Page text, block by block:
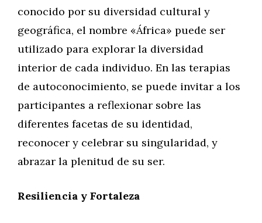
conocido por su diversidad cultural y
geográfica, el nombre «África» puede ser
utilizado para explorar la diversidad
interior de cada individuo. En las terapias
de autoconocimiento, se puede invitar a los
participantes a reflexionar sobre las
diferentes facetas de su identidad,
reconocer y celebrar su singularidad, y
abrazar la plenitud de su ser.
Resiliencia y Fortaleza